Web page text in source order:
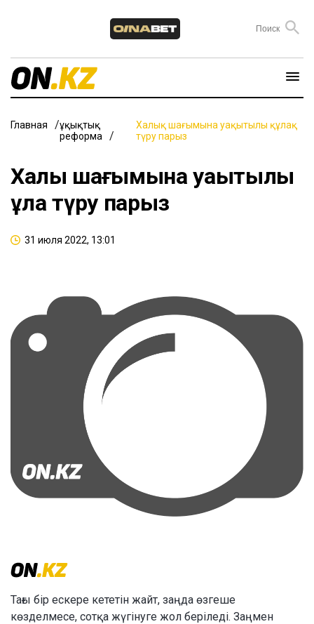
Главная
Құқықтық
реформа
Халық шағымына уақытылы құлақ
түру парыз
Халық шағымына уақытылы
құлақ түру парыз
31 июля 2022, 13:01
Тағы бір ескере кететін жайт, заңда өзгеше
көзделмесе, сотқа жүгінуге жол беріледі. Заңмен